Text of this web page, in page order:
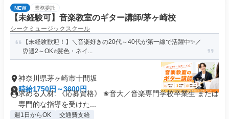
NEW 業務委託
【未経験可】音楽教室のギター講師/茅ヶ崎校
シークミュージックスクール
【未経験歓迎！】＼音楽好きの20代～40代が第一線で活躍中✨️／
⏰週2～OK⭐️髪色・ネイ...
神奈川県茅ヶ崎市十間坂
時給1750円～3600円
求める人材: 《応募資格》 ✬音大／音楽専門学校卒業生 または
専門的な指導を受けた...
週1日からOK 交通費支給